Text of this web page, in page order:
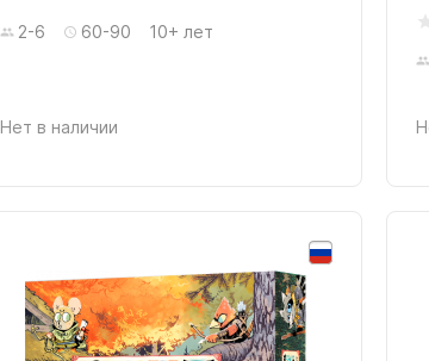
2-6 60-90 10+ лет
Нет в наличии